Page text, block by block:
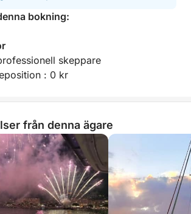
bokning:
skeppare
: 0 kr
från denna ägare